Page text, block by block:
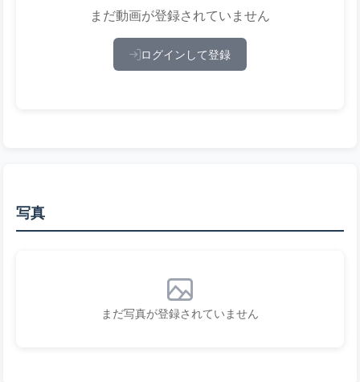
まだ動画が登録されていません
ログインして登録
写真
まだ写真が登録されていません